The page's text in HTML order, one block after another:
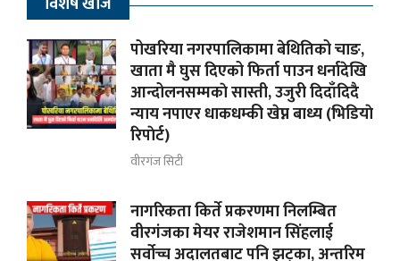
पोखरिया नगरपालिकामा बेथितिको चाङ,
खाता मै घुस दिएको फिर्ता पाउन धर्नादेखि
आन्दोलनसम्मकाे सास्ती, उजुरी दिदाँदिदै
न्याय नपाएर धाकधम्की खेप्न बाध्य (भिडियाे
रिपाेर्ट)
वीरगंज सिटी
नागरिकता किर्ते प्रकरणमा निलम्बित
वीरगंजका मेयर राजेशमान सिंहलाई
सर्वोच्च अदालतबाट पनि झट्का, अन्तरिम